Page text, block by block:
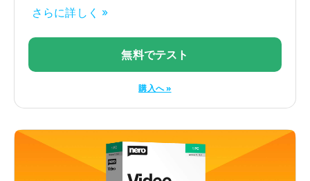
さらに詳しく »
無料でテスト
購入へ »